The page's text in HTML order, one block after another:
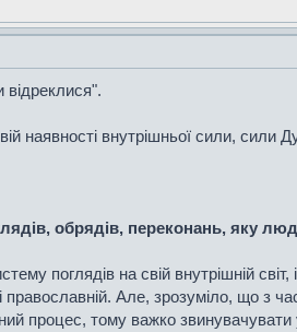
наявності внутрішньої сили, сили
обрядів, переконань, яку
поглядів на свій внутрішній
Але, зрозуміло, що з
процес, тому важко